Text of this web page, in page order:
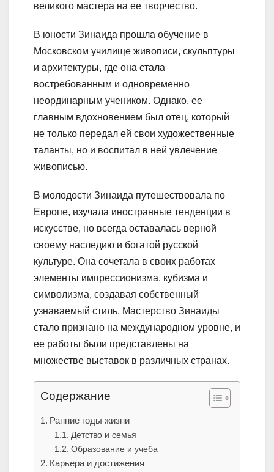
великого мастера на ее творчество.
В юности Зинаида прошла обучение в
Московском училище живописи, скульптуры
и архитектуры, где она стала
востребованным и одновременно
неординарным учеником. Однако, ее
главным вдохновением был отец, который
не только передал ей свои художественные
таланты, но и воспитал в ней увлечение
живописью.
В молодости Зинаида путешествовала по
Европе, изучала иностранные тенденции в
искусстве, но всегда оставалась верной
своему наследию и богатой русской
культуре. Она сочетала в своих работах
элементы импрессионизма, кубизма и
символизма, создавая собственный
узнаваемый стиль. Мастерство Зинаиды
стало признано на международном уровне, и
ее работы были представлены на
множестве выставок в различных странах.
Содержание
Ранние годы жизни
Детство и семья
Образование и учеба
Карьера и достижения